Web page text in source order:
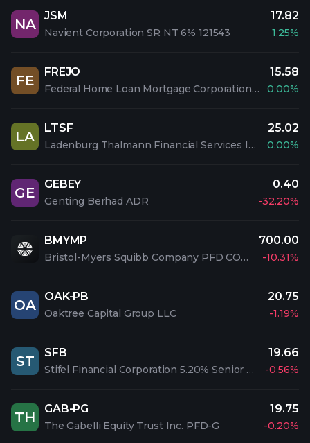
NA
JSM
Navient Corporation SR NT 6% 121543
17.82
1.25%
FE
FREJO
Federal Home Loan Mortgage Corporation PFD 5.1% SAL
15.58
0.00%
LA
LTSF
Ladenburg Thalmann Financial Services Inc. 7.00% SN NT 28
25.02
0.00%
GE
GEBEY
Genting Berhad ADR
0.40
-32.20%
BMYMP
Bristol-Myers Squibb Company PFD CONV 2
700.00
-10.31%
OA
OAK-PB
Oaktree Capital Group LLC
20.75
-1.19%
ST
SFB
Stifel Financial Corporation 5.20% Senior Notes due 2047
19.66
-0.56%
TH
GAB-PG
The Gabelli Equity Trust Inc. PFD-G
19.75
-0.20%